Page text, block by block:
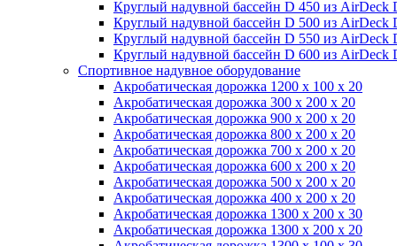
Круглый надувной бассейн D 450 из AirDeck
Круглый надувной бассейн D 500 из AirDeck
Круглый надувной бассейн D 550 из AirDeck
Круглый надувной бассейн D 600 из AirDeck
Спортивное надувное оборудование
Акробатическая дорожка 1200 x 100 x 20
Акробатическая дорожка 300 x 200 x 20
Акробатическая дорожка 900 x 200 x 20
Акробатическая дорожка 800 x 200 x 20
Акробатическая дорожка 700 x 200 x 20
Акробатическая дорожка 600 x 200 x 20
Акробатическая дорожка 500 x 200 x 20
Акробатическая дорожка 400 x 200 x 20
Акробатическая дорожка 1300 x 200 x 30
Акробатическая дорожка 1300 x 200 x 20